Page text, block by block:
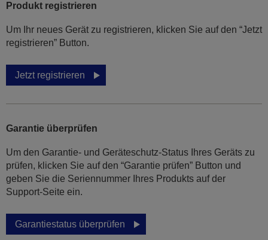
Produkt registrieren
Um Ihr neues Gerät zu registrieren, klicken Sie auf den “Jetzt
registrieren” Button.
Jetzt registrieren
Garantie überprüfen
Um den Garantie- und Geräteschutz-Status Ihres Geräts zu
prüfen, klicken Sie auf den “Garantie prüfen” Button und
geben Sie die Seriennummer Ihres Produkts auf der
Support-Seite ein.
Garantiestatus überprüfen